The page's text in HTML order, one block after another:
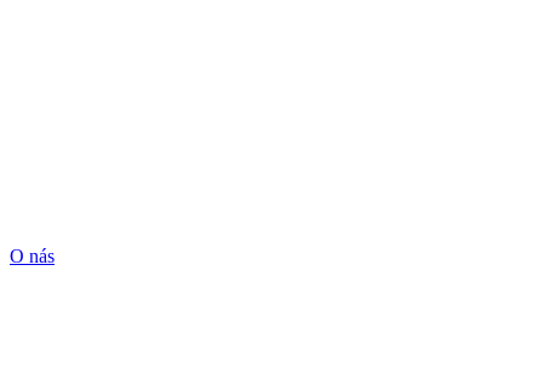
O nás